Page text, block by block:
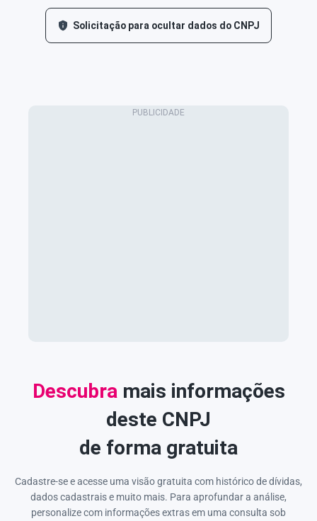
Solicitação para ocultar dados do CNPJ
Descubra mais informações
deste CNPJ
de forma gratuita
Cadastre-se e acesse uma visão gratuita com histórico de dívidas,
dados cadastrais e muito mais. Para aprofundar a análise,
personalize com informações extras em uma consulta sob